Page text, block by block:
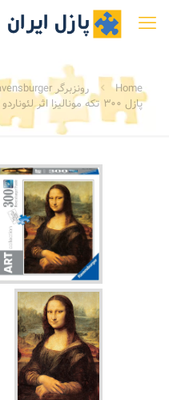
Home
رونزبرگر Ravensburger
پازل ۳۰۰ تکه مونالیزا اثر لئوناردو داوینچی